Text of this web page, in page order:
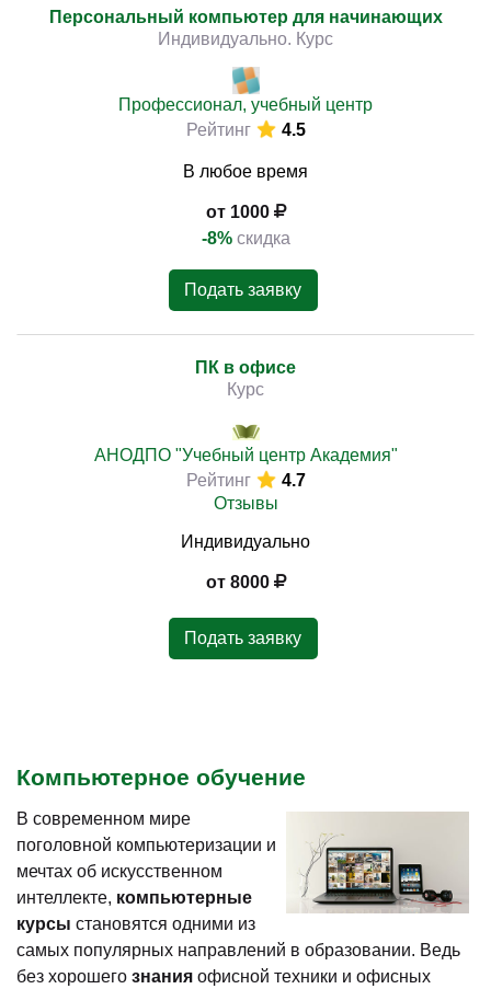
Персональный компьютер для начинающих
Индивидуально. Курс
Профессионал, учебный центр
Рейтинг
4.5
В любое время
от 1000
-8% скидка
Подать заявку
ПК в офисе
Курс
АНОДПО "Учебный центр Академия"
Рейтинг
4.7
Отзывы
Индивидуально
от 8000
Подать заявку
Компьютерное обучение
В современном мире
поголовной компьютеризации и
мечтах об искусственном
интеллекте, компьютерные
курсы становятся одними из
самых популярных направлений в образовании. Ведь
без хорошего знания офисной техники и офисных